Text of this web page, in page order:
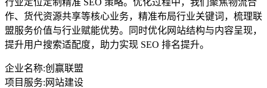
作、货代资源共享等核心业务，精准布局行业关键词，梳理联
盟服务价值与行业赋能优势。同时优化网站结构与内容呈现，
提升用户搜索适配度，助力实现 SEO 排名提升。
企业名称:创赢联盟
项目服务: 网站建设